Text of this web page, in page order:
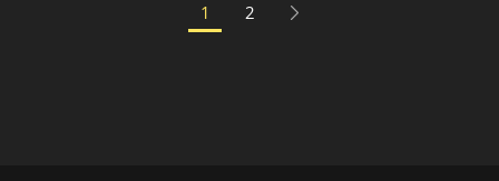
1 2